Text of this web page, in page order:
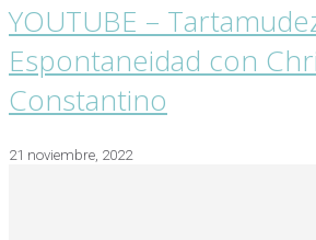
YOUTUBE –
Espontaneidad con
Constantino
21 noviembre, 2022